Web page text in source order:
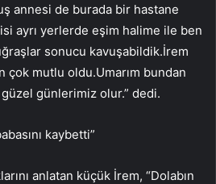
annesi de burada bir hastane
ayrı yerlerde eşim halime ile ben
sonucu kavuşabildik.İrem
çok mutlu oldu.Umarım bundan
günlerimiz olur.” dedi.
kaybetti”
anlatan küçük İrem, “Dolabın